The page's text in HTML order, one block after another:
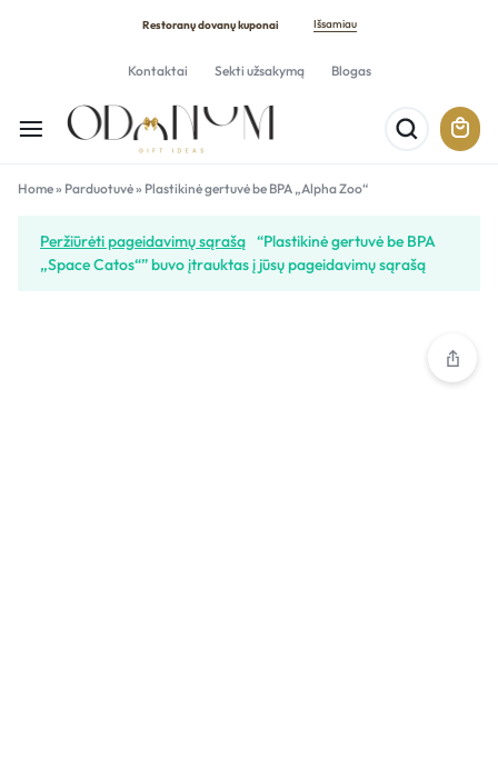
Restoranų dovanų kuponai Išsamiau
Kontaktai Sekti užsakymą Blogas
Home» Parduotuvė» Plastikinė gertuvė be BPA „Alpha Zoo“
Peržiūrėti pageidavimų sąrašą “Plastikinė gertuvė be BPA
„Space Catos“” buvo įtrauktas į jūsų pageidavimų sąrašą